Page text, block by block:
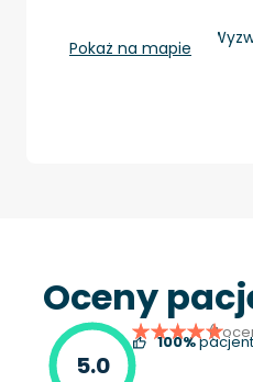
Bielsko-Biała, ul.
Pokaż na mapie
Oceny
5.0
(1
100%